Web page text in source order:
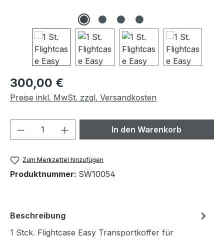
Regulärer Preis:
300,00 €
Preise inkl. MwSt. zzgl. Versandkosten
Produkt Anzahl: Gib denIn den Warenkorb
Zum Merkzettel hinzufügen
Produktnummer: SW10054
Beschreibung
1 Stck. Flightcase Easy Transportkoffer für